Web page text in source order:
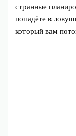
странные
попадёте в
который вам